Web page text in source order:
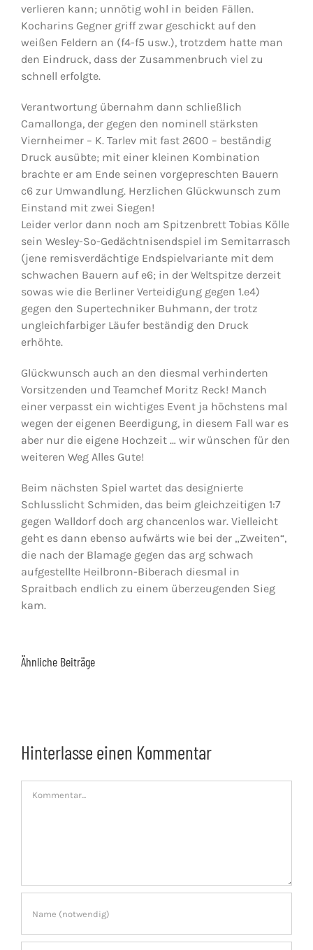
verlieren kann; unnötig wohl in beiden Fällen.
Kocharins Gegner griff zwar geschickt auf den
weißen Feldern an (f4-f5 usw.), trotzdem hatte man
den Eindruck, dass der Zusammenbruch viel zu
schnell erfolgte.
Verantwortung übernahm dann schließlich
Camallonga, der gegen den nominell stärksten
Viernheimer – K. Tarlev mit fast 2600 – beständig
Druck ausübte; mit einer kleinen Kombination
brachte er am Ende seinen vorgepreschten Bauern
c6 zur Umwandlung. Herzlichen Glückwunsch zum
Einstand mit zwei Siegen!
Leider verlor dann noch am Spitzenbrett Tobias Kölle
sein Wesley-So-Gedächtnisendspiel im Semitarrasch
(jene remisverdächtige Endspielvariante mit dem
schwachen Bauern auf e6; in der Weltspitze derzeit
sowas wie die Berliner Verteidigung gegen 1.e4)
gegen den Supertechniker Buhmann, der trotz
ungleichfarbiger Läufer beständig den Druck
erhöhte.
Glückwunsch auch an den diesmal verhinderten
Vorsitzenden und Teamchef Moritz Reck! Manch
einer verpasst ein wichtiges Event ja höchstens mal
wegen der eigenen Beerdigung, in diesem Fall war es
aber nur die eigene Hochzeit … wir wünschen für den
weiteren Weg Alles Gute!
Beim nächsten Spiel wartet das designierte
Schlusslicht Schmiden, das beim gleichzeitigen 1:7
gegen Walldorf doch arg chancenlos war. Vielleicht
geht es dann ebenso aufwärts wie bei der „Zweiten“,
die nach der Blamage gegen das arg schwach
aufgestellte Heilbronn-Biberach diesmal in
Spraitbach endlich zu einem überzeugenden Sieg
kam.
Ähnliche Beiträge
Hinterlasse einen Kommentar